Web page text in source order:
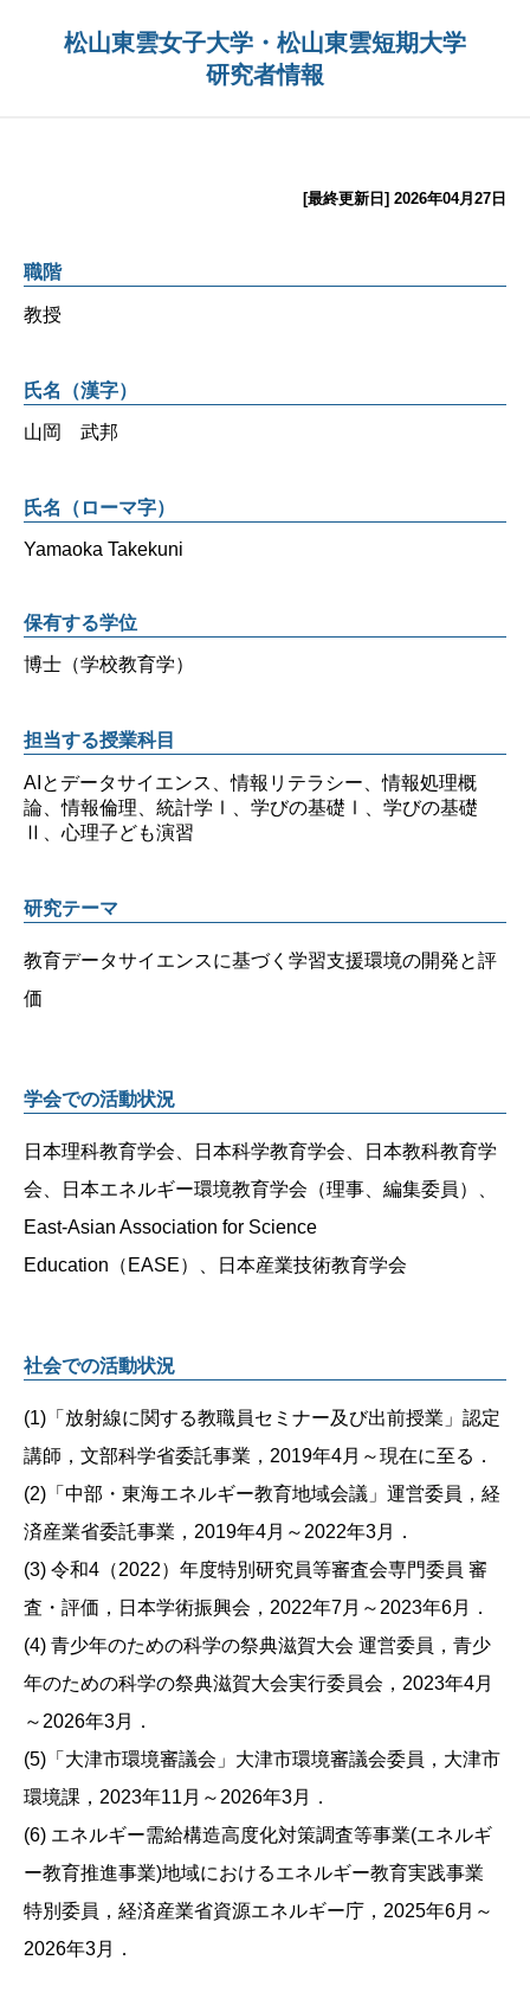
松山東雲女子大学・松山東雲短期大学
研究者情報
[最終更新日] 2026年04月27日
職階
教授
氏名（漢字）
山岡 武邦
氏名（ローマ字）
Yamaoka Takekuni
保有する学位
博士（学校教育学）
担当する授業科目
AIとデータサイエンス、情報リテラシー、情報処理概
論、情報倫理、統計学Ⅰ、学びの基礎Ⅰ、学びの基礎
Ⅱ、心理子ども演習
研究テーマ
教育データサイエンスに基づく学習支援環境の開発と評
価
学会での活動状況
日本理科教育学会、日本科学教育学会、日本教科教育学
会、日本エネルギー環境教育学会（理事、編集委員）、
East-Asian Association for Science
Education（EASE）、日本産業技術教育学会
社会での活動状況
(1)「放射線に関する教職員セミナー及び出前授業」認定
講師，文部科学省委託事業，2019年4月～現在に至る．
(2)「中部・東海エネルギー教育地域会議」運営委員，経
済産業省委託事業，2019年4月～2022年3月．
(3) 令和4（2022）年度特別研究員等審査会専門委員 審
査・評価，日本学術振興会，2022年7月～2023年6月．
(4) 青少年のための科学の祭典滋賀大会 運営委員，青少
年のための科学の祭典滋賀大会実行委員会，2023年4月
～2026年3月．
(5)「大津市環境審議会」大津市環境審議会委員，大津市
環境課，2023年11月～2026年3月．
(6) エネルギー需給構造高度化対策調査等事業(エネルギ
ー教育推進事業)地域におけるエネルギー教育実践事業
特別委員，経済産業省資源エネルギー庁，2025年6月～
2026年3月．